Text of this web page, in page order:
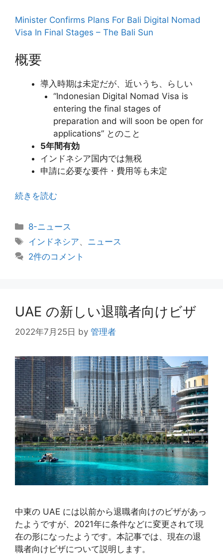
Minister Confirms Plans For Bali Digital Nomad
Visa In Final Stages – The Bali Sun
概要
導入時期は未定だが、近いうち、らしい
“Indonesian Digital Nomad Visa is
entering the final stages of
preparation and will soon be open for
applications” とのこと
5年間有効
インドネシア国内では無税
申請に必要な要件・費用等も未定
続きを読む
カ
テ
リ
8-ニュース
タ
グ
インドネシア、 ニュース
2件のコメント
UAE の新しい退職者向けビザ
2022年7月25日 by 管理者
中東の UAE には以前から退職者向けのビザがあっ
たようですが、2021年に条件などに変更されて現
在の形になったようです。本記事では、現在の退
職者向けビザについて説明します。